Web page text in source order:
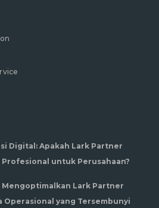
Digital: Apakah Lark Partner
untuk Perusahaan?
Mengoptimalkan Lark Partner
Operasional yang Tersembunyi